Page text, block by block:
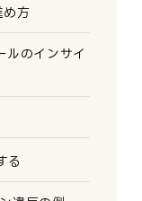
め方
ルのインサイ
る